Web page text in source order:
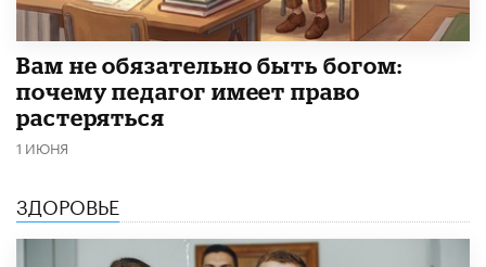
​Вам не обязательно быть богом:
почему педагог имеет право
растеряться
1 ИЮНЯ
ЗДОРОВЬЕ